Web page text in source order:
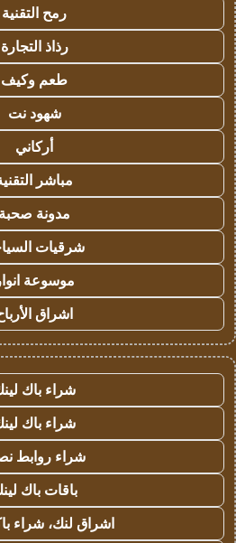
رمح التقنية
رذاذ التجارة
طعم وكيف
شهود نت
أركاني
مباشر
مدونة صحبة
شرقيات
موسوعة
اشراق
شراء باك
شراء باك
شراء روابط
باقات باك
اشراق لنك، شراء